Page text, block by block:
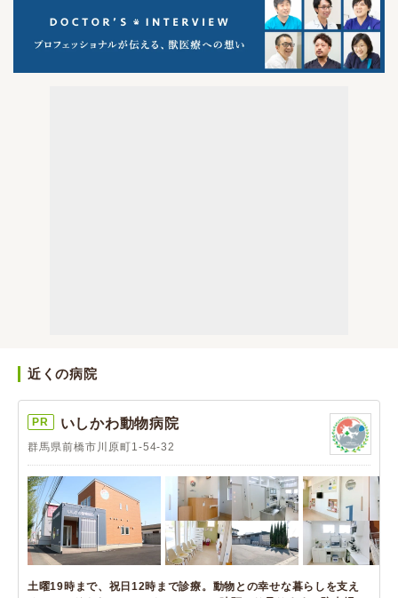
近くの病院
PR いしかわ動物病院
群馬県前橋市川原町1-54-32
土曜19時まで、祝日12時まで診療。動物との幸せな暮らしを支え